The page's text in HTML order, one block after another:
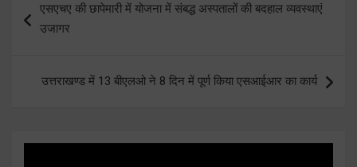
navigation
एसएचए की छापेमारी में योजना में संबद्ध अस्पतालों की बदहाल व्यवस्थाएं
उजागर
उत्तराखण्ड में 13 बीएलओ ने 8 दिन में पूर्ण किया एसआईआर का कार्य